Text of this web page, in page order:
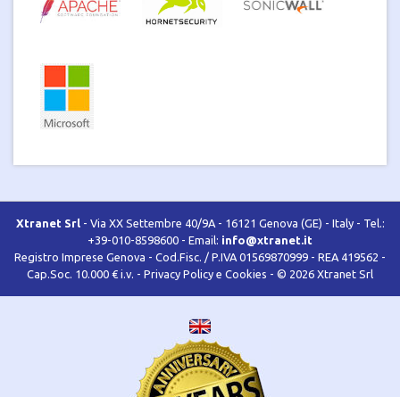
Xtranet Srl- Via XX Settembre 40/9A - 16121 Genova (GE) - Italy - Tel.:
+39-010-8598600 - Email: info@xtranet.it
Registro Imprese Genova - Cod.Fisc. / P.IVA 01569870999 - REA 419562 -
Cap.Soc. 10.000 € i.v. - Privacy Policy e Cookies - © 2026 Xtranet Srl